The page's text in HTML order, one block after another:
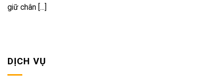
giữ chân [...]
DỊCH VỤ